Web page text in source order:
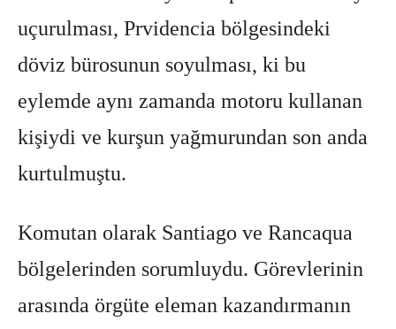
uçurulması, Prvidencia bölgesindeki
döviz bürosunun soyulması, ki bu
eylemde aynı zamanda motoru kullanan
kişiydi ve kurşun yağmurundan son anda
kurtulmuştu.
Komutan olarak Santiago ve Rancaqua
bölgelerinden sorumluydu. Görevlerinin
arasında örgüte eleman kazandırmanın